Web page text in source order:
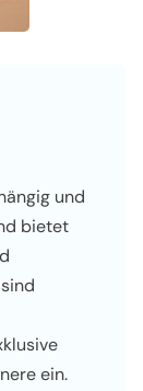
und
bietet
ein.